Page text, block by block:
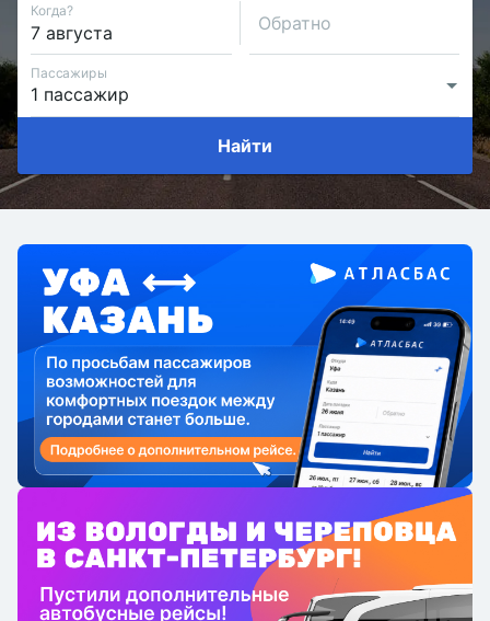
Когда?
Обратно
Пассажиры
Найти